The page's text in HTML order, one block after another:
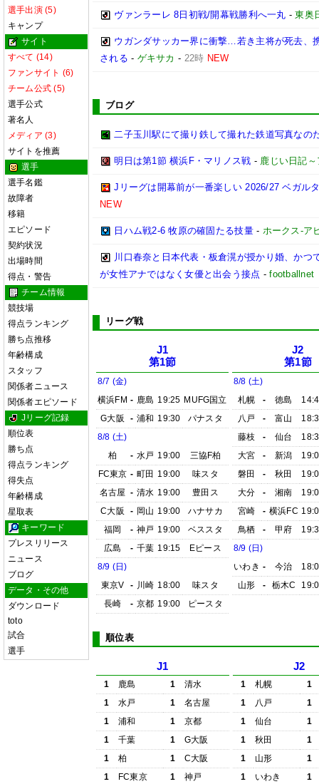
選手出演 (5)
キャンプ
サイト
すべて (14)
ファンサイト (6)
チーム公式 (5)
選手公式
著名人
メディア (3)
サイトを推薦
選手
選手名鑑
故障者
移籍
エピソード
契約状況
出場時間
得点・警告
チーム情報
競技場
得点ランキング
勝ち点推移
年齢構成
スタッフ
関係者ニュース
関係者エピソード
Jリーグ記録
順位表
勝ち点
得点ランキング
得失点
年齢構成
星取表
キーワード
プレスリリース
ニュース
ブログ
データ・その他
ダウンロード
toto
試合
選手
ヴァンラーレ 8日初戦/開幕戦勝利へ一丸 -東奥
ウガンダサッカー界に衝撃…若き主将が死去、
される - ゲキサカ - 22時 NEW
ブログ
二子玉川駅にて撮り鉄して撮れた鉄道写真なの
明日は第1節 横浜F・マリノス戦 - 鹿じい日記
Jリーグは開幕前が一番楽しい 2026/27 ベガル
NEW
日ハム戦2-6 牧原の確固たる技量- ホークス-ア
川口春奈と日本代表・板倉滉が授かり婚、か
が女性アナではなく女優と出会う接点 -footballnet
リーグ戦
J1
第1節
8/7 (金)
横浜FM - 鹿島 19:25 MUFG国立
G大阪
- 浦和 19:30
パナスタ
8/8 (土)
柏
- 水戸 19:00
三協F柏
FC東京 - 町田 19:00
味スタ
名古屋 - 清水 19:00
豊田ス
C大阪
- 岡山 19:00
ハナサカ
福岡
- 神戸 19:00
ベススタ
広島
- 千葉 19:15
Eピース
8/9 (日)
東京V
- 川崎 18:00
味スタ
長崎
- 京都 19:00 ピースタ
J2
第1節
8/8 (土)
札幌
- 徳島
八戸
- 富山
藤枝
- 仙台
大宮
- 新潟
磐田
- 秋田
大分
- 湘南
宮崎
- 横浜FC
鳥栖
- 甲府
8/9 (日)
いわき - 今治
山形
- 栃木C
順位表
J1
1 鹿島 1
清水
1
水戸 1
名古屋
1
浦和 1
京都
1
千葉 1
G大阪
1
柏 1
C大阪
1
FC東京 1
神戸
J2
1 札幌
1
1
八戸
1
1
仙台
1
1
秋田
1
1
山形
1
1
いわき
1